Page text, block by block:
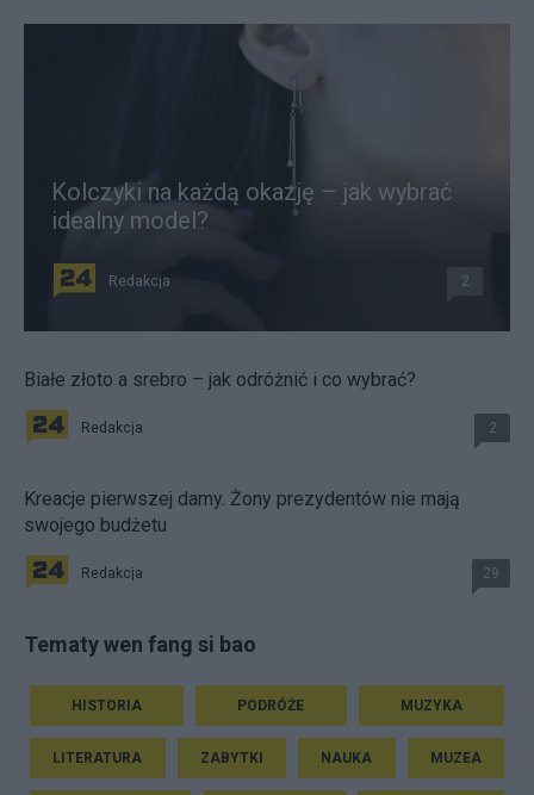
Kolczyki na każdą okazję – jak wybrać
idealny model?
Redakcja 2
Białe złoto a srebro – jak odróżnić i co wybrać?
Redakcja 2
Kreacje pierwszej damy. Żony prezydentów nie mają
swojego budżetu
Redakcja 29
Tematy wen fang si bao
HISTORIA PODRÓŻE MUZYKA
LITERATURA ZABYTKI NAUKA MUZEA